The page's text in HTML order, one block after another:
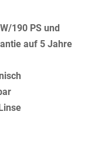
190 PS und
auf 5 Jahre